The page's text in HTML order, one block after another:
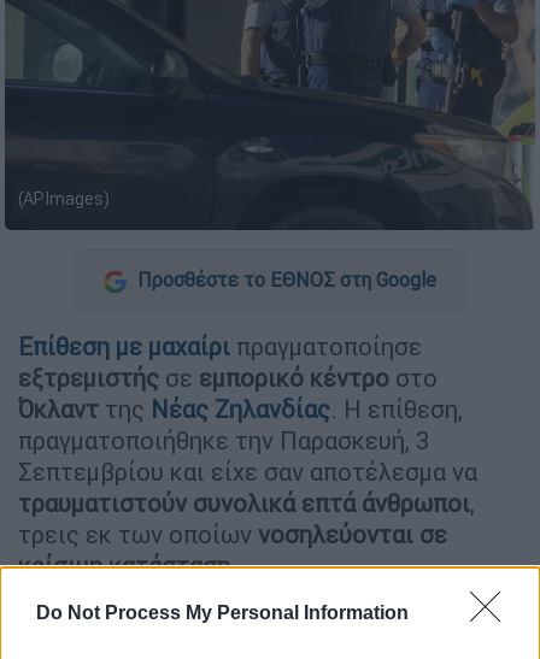
Do Not Process My Personal Information
(APImages)
Προσθέστε το ΕΘΝΟΣ στη Google
Επίθεση με μαχαίρι πραγματοποίησε
εξτρεμιστής σε εμπορικό κέντρο στο
Όκλαντ της Νέας Ζηλανδίας. Η επίθεση,
πραγματοποιήθηκε την Παρασκευή, 3
Σεπτεμβρίου και είχε σαν αποτέλεσμα να
τραυματιστούν συνολικά επτά άνθρωποι,
τρεις εκ των οποίων νοσηλεύονται σε
κρίσιμη κατάσταση.
πρωθυπουργός της χώρας,Τζασίντα